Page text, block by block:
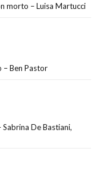
morto – Luisa Martucci
– Ben Pastor
De Bastiani,